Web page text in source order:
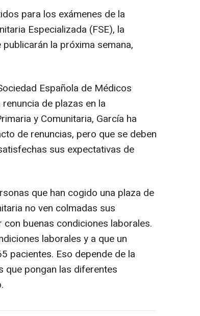
para los exámenes de la
Especializada (FSE), la
la próxima semana,
Española de Médicos
de plazas en la
y Comunitaria, García ha
de renuncias, pero que se deben
sus expectativas de
que han cogido una plaza de
no ven colmadas sus
buenas condiciones laborales.
laborales y a que un
pacientes. Eso depende de la
que pongan las diferentes